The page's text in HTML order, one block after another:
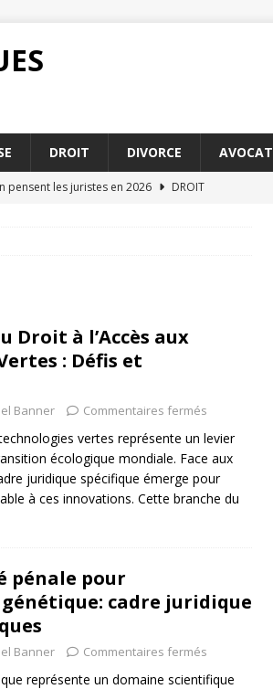
DROIT DIVORCE
pensent les juristes en 2026
DROIT
et inconvénients pour les parties
Droit à l’Accès aux
: Défis et
Banner Commentaires fermés
vertes représente un levier
écologique mondiale. Face aux
juridique spécifique émerge pour
à ces innovations. Cette branche du
pénale pour
cadre juridique
Banner Commentaires fermés
représente un domaine scientifique